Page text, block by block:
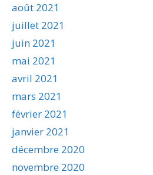
août 2021
juillet 2021
juin 2021
mai 2021
avril 2021
mars 2021
février 2021
janvier 2021
décembre 2020
novembre 2020